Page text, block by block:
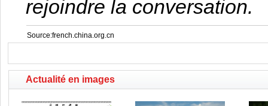
rejoindre la conversation.
Source:french.china.org.cn